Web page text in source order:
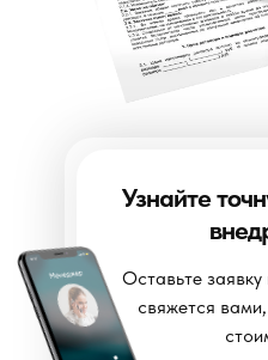
Узнайте
Оставьте
свяжется